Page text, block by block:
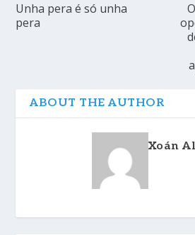
Unha pera é só unha
pera
ABOUT THE AUTHOR
Xoán